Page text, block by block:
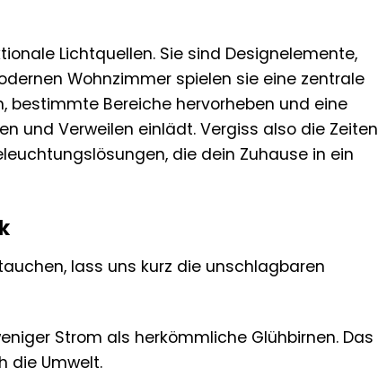
Lichtquellen. Sie sind Designelemente,
Wohnzimmer spielen sie eine zentrale
bestimmte Bereiche hervorheben und eine
und Verweilen einlädt. Vergiss also die Zeiten
die dein Zuhause in ein
lass uns kurz die unschlagbaren
Strom als herkömmliche Glühbirnen. Das
die Umwelt.